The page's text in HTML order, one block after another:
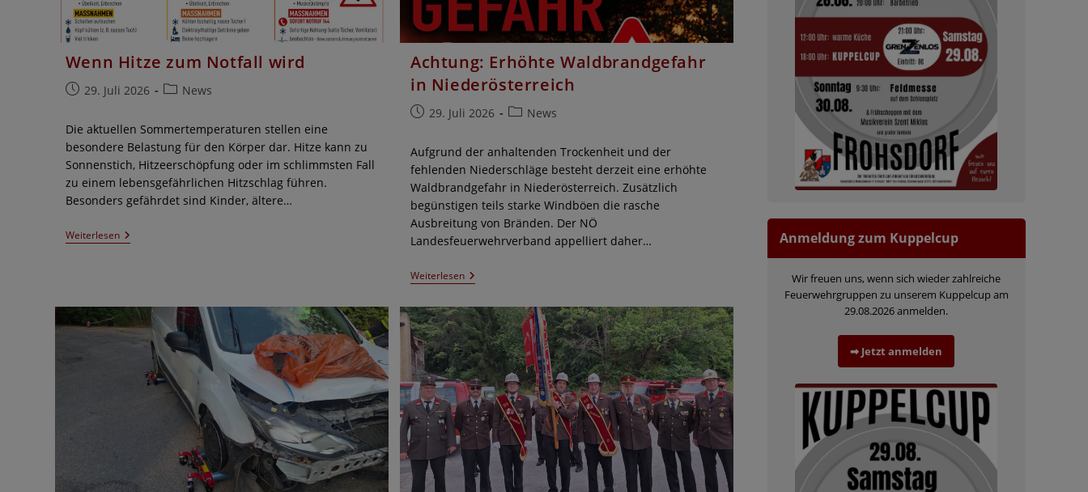
Wenn Hitze zum Notfall wird
Beitrag29. Juli 2026
Beitrags-
News
Die aktuellen Sommertemperaturen stellen eine
besondere Belastung für den Körper dar. Hitze kann zu
Sonnenstich, Hitzeerschöpfung oder im schlimmsten Fall
zu einem lebensgefährlichen Hitzschlag führen.
Besonders gefährdet sind Kinder, ältere…
WeiterlesenWenn
Hitze
Achtung: Erhöhte Waldbrandgefahr
in Niederösterreich
Beitrag29. Juli 2026
Beitrags-
News
Aufgrund der anhaltenden Trockenheit und der
fehlenden Niederschläge besteht derzeit eine erhöhte
Waldbrandgefahr in Niederösterreich. Zusätzlich
begünstigen teils starke Windböen die rasche
Ausbreitung von Bränden. Der NÖ
Landesfeuerwehrverband appelliert daher…
WeiterlesenAchtung:
Erhöhte
In
Niederösterreich
Anmeldung zum Kuppelcup
Wir freuen uns, wenn sich wieder zahlreiche
Feuerwehrgruppen zu unserem Kuppelcup am
29.08.2026 anmelden.
➡ Jetzt anmelden